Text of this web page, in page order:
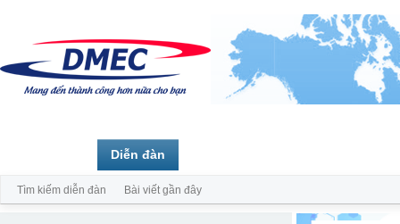
Diễn đàn
Tìm kiếm diễn đàn Bài viết gần đây